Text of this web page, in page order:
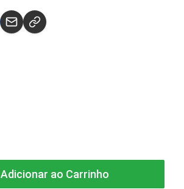
Adicionar ao Carrinho